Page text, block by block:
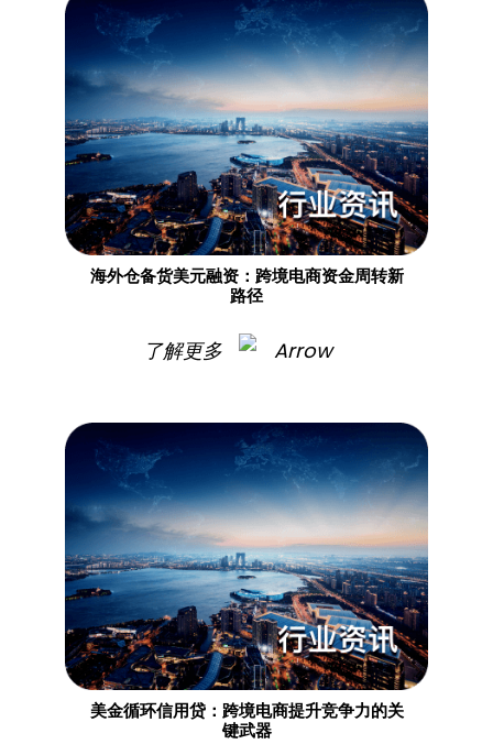
海外仓备货美元融资：跨境电商资金周转新
路径​
了解更多
美金循环信用贷：跨境电商提升竞争力的关
键武器